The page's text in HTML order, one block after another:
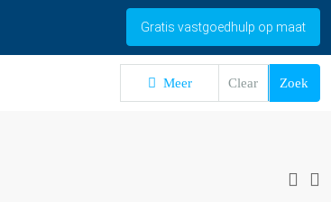
Gratis vastgoedhulp op maat
Meer Clear Zoek